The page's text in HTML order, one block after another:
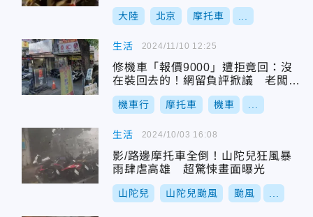
大陸 北京 摩托車
生活
修機車「報價9000」遭拒竟回：沒
在裝回去的！網留負評掀議 老闆喊
告誹謗
機車行 摩托車 機車
2024/11/10 12:25
生活
影/路邊摩托車全倒！山陀兒狂風暴
雨肆虐高雄 超驚悚畫面曝光
山陀兒 山陀兒颱風 颱風
2024/10/03 16:08